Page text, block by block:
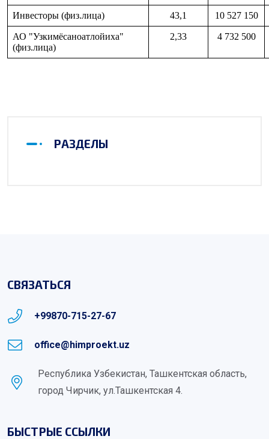
РАЗДЕЛЫ
Инвесторы (физ.лица) 43,1 10 527 150
АО "Узкимёсаноатлойиха"
(физ.лица)
2,33 4 732 500
СВЯЗАТЬСЯ
+99870-715-27-67
office@himproekt.uz
Республика Узбекистан, Ташкентская область,
город Чирчик, ул.Ташкентская 4.
БЫСТРЫЕ ССЫЛКИ